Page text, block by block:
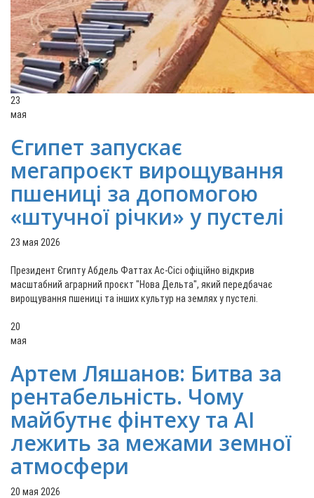
23
мая
Єгипет запускає
мегапроєкт вирощування
пшениці за допомогою
«штучної річки» у пустелі
23 мая 2026
Президент Єгипту Абдель Фаттах Ас-Сісі офіційно відкрив
масштабний аграрний проєкт "Нова Дельта", який передбачає
вирощування пшениці та інших культур на землях у пустелі.
20
мая
Артем Ляшанов: Битва за
рентабельність. Чому
майбутнє фінтеху та AI
лежить за межами земної
атмосфери
20 мая 2026